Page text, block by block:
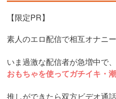
【限定PR】
素人のエロ配信で相互オナニ
いま過激な配信者が急増中で
おもちゃを使ってガチイキ・
推しができたら双方ビデオ通